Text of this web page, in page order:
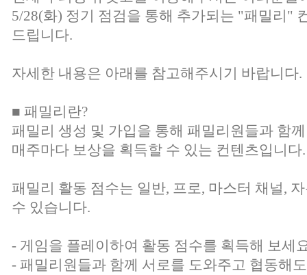
5/28(화) 정기 점검을 통해 추가되는 "패밀리"
드립니다.
자세한 내용은 아래를 참고해주시기 바랍니다.
■ 패밀리란?
패밀리 생성 및 가입을 통해 패밀리원들과 함
매주마다 보상을 획득할 수 있는 컨텐츠입니다.
패밀리 활동 점수는 일반, 프로, 마스터 채널,
수 있습니다.
- 게임을 플레이하여 활동 점수를 획득해 보세
- 패밀리원들과 함께 서로를 도와주고 협동해